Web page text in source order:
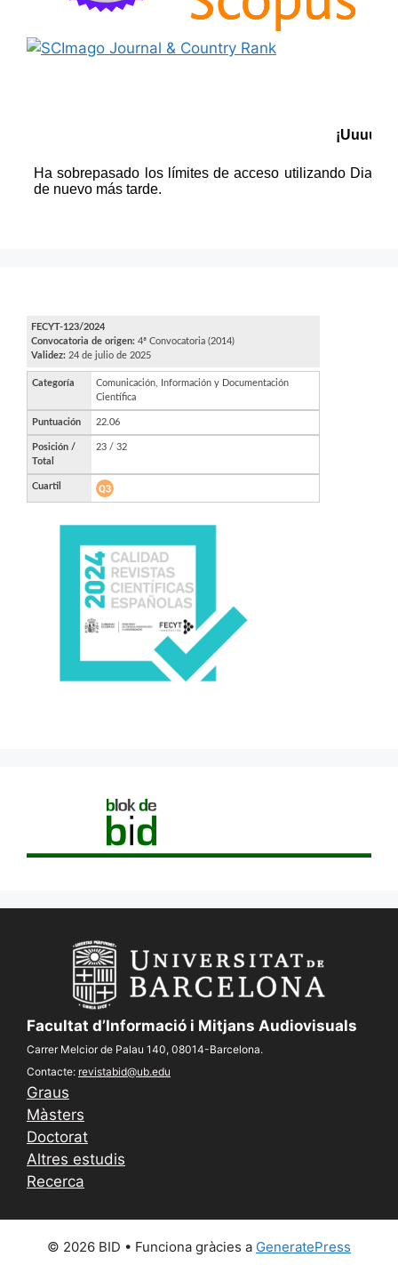
Facultat d’Informació i Mitjans Audiovisuals
Carrer Melcior de Palau 140, 08014-Barcelona.
Contacte: revistabid@ub.edu
Graus
Màsters
Doctorat
Altres estudis
Recerca
© 2026 BID • Funciona gràcies a GeneratePress